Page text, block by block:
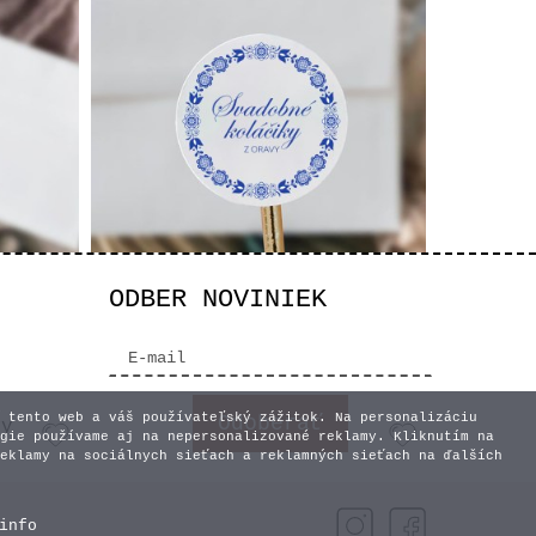
0,35 €
ODBER NOVINIEK
tento web a váš používateľský zážitok. Na personalizáciu
používame aj na nepersonalizované reklamy. Kliknutím na
na sociálnych sieťach a reklamných sieťach na ďalších